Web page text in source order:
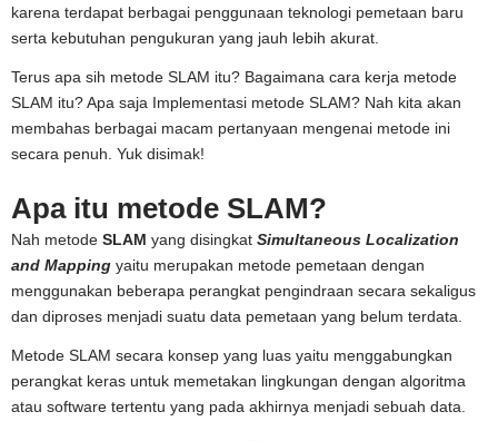
karena terdapat berbagai penggunaan teknologi pemetaan baru
serta kebutuhan pengukuran yang jauh lebih akurat.
Terus apa sih metode SLAM itu? Bagaimana cara kerja metode
SLAM itu? Apa saja Implementasi metode SLAM? Nah kita akan
membahas berbagai macam pertanyaan mengenai metode ini
secara penuh. Yuk disimak!
Apa itu metode SLAM?
Nah metode SLAM yang disingkat Simultaneous Localization
and Mapping yaitu merupakan metode pemetaan dengan
menggunakan beberapa perangkat pengindraan secara sekaligus
dan diproses menjadi suatu data pemetaan yang belum terdata.
Metode SLAM secara konsep yang luas yaitu menggabungkan
perangkat keras untuk memetakan lingkungan dengan algoritma
atau software tertentu yang pada akhirnya menjadi sebuah data.